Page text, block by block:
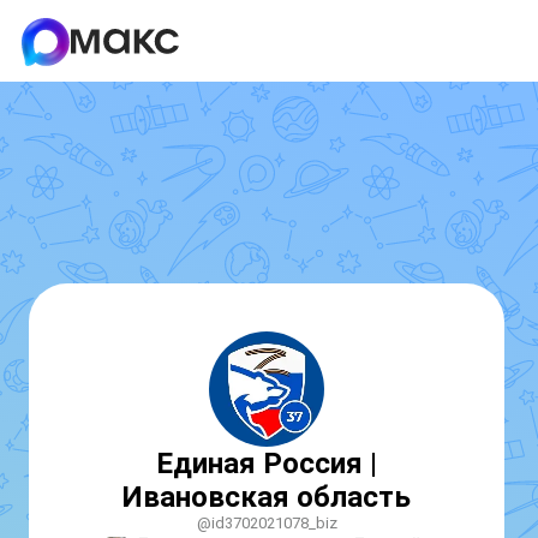
Единая Россия |
Ивановская область
@id3702021078_biz